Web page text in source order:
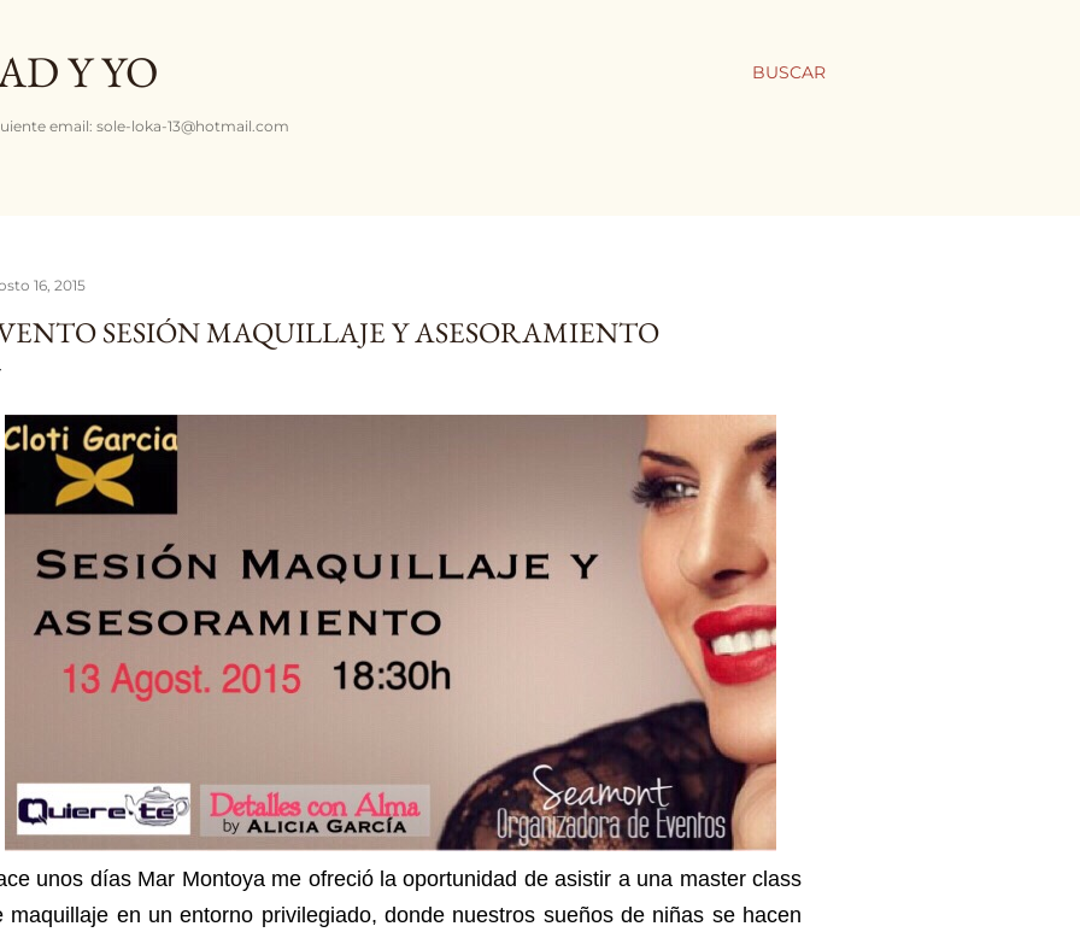
BUSCAR
Y YO
email: sole-loka-13@hotmail.com
16, 2015
SESIÓN MAQUILLAJE Y ASESORAMIENTO
unos días Mar Montoya me ofreció la oportunidad de asistir a una master class
maquillaje en un entorno privilegiado, donde nuestros sueños de niñas se hacen